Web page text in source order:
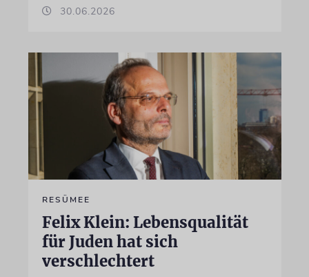
30.06.2026
RESÜMEE
Felix Klein: Lebensqualität
für Juden hat sich
verschlechtert